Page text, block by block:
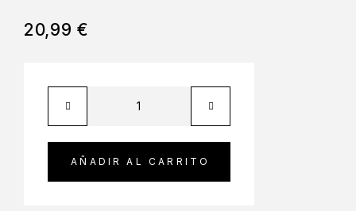
20,99 €
AÑADIR AL CARRITO